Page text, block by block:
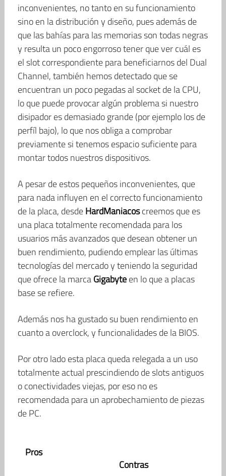
inconvenientes, no tanto en su funcionamiento
sino en la distribución y diseño, pues además de
que las bahías para las memorias son todas negras
y resulta un poco engorroso tener que ver cuál es
el slot correspondiente para beneficiarnos del Dual
Channel, también hemos detectado que se
encuentran un poco pegadas al socket de la CPU,
lo que puede provocar algún problema si nuestro
disipador es demasiado grande (por ejemplo los de
perfíl bajo), lo que nos obliga a comprobar
previamente si tenemos espacio suficiente para
montar todos nuestros dispositivos.
A pesar de estos pequeños inconvenientes, que
para nada influyen en el correcto funcionamiento
de la placa, desdeHardManiacoscreemos que es
una placa totalmente recomendada para los
usuarios más avanzados que desean obtener un
buen rendimiento, pudiendo emplear las últimas
tecnologías del mercado y teniendo la seguridad
que ofrece la marcaGigabyteen lo que a placas
base se refiere.
Además nos ha gustado su buen rendimiento en
cuanto a overclock, y funcionalidades de la BIOS.
Por otro lado esta placa queda relegada a un uso
totalmente actual prescindiendo de slots antiguos
o conectividades viejas, por eso no es
recomendada para un aprobechamiento de piezas
de PC.
Pros
Contras